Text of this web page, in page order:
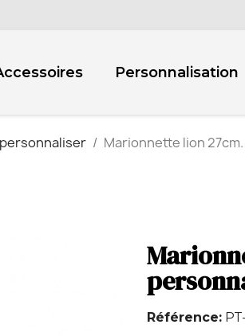
Personnalisation
Marionnette lion
Référence